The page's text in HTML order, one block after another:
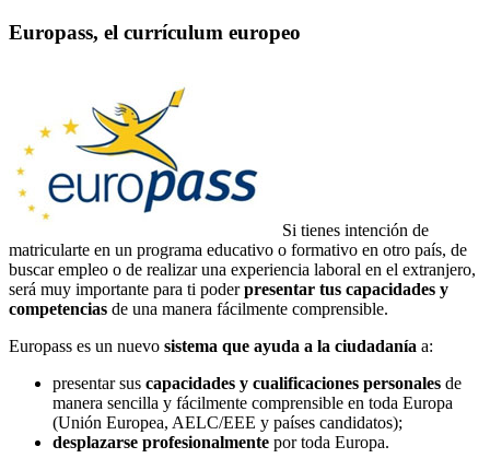
Europass, el currículum europeo
Si tienes intención de
matricularte en un programa educativo o formativo en otro país, de
buscar empleo o de realizar una experiencia laboral en el extranjero,
será muy importante para ti poderpresentar tus capacidades y
competencias de una manera fácilmente comprensible.
Europass es un nuevo sistema que ayuda a la ciudadanía a:
presentar sus capacidades y cualificaciones personales de
manera sencilla y fácilmente comprensible en toda Europa
(Unión Europea, AELC/EEE y países candidatos);
desplazarse profesionalmente por toda Europa.